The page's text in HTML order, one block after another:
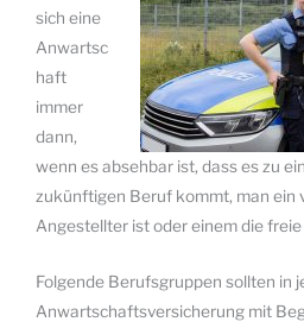
sich eine
Anwartsc
haft
immer
dann,
wenn es absehbar ist, dass es zu
zukünftigen Beruf kommt, man ein
Angestellter ist oder einem die
Folgende Berufsgruppen sollten in
Anwartschaftsversicherung mit